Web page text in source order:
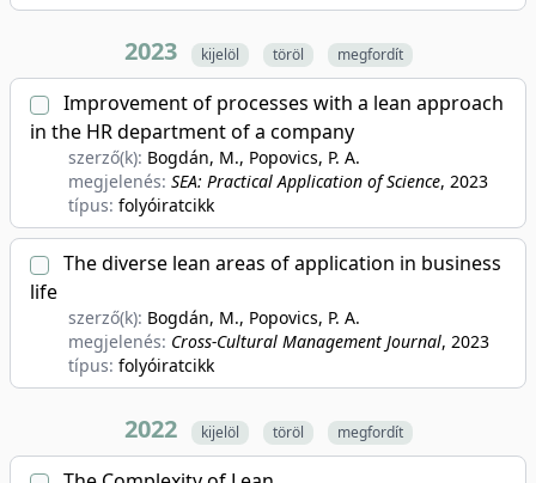
2023 kijelöl töröl megfordít
Improvement of processes with a lean approach
in the HR department of a company
szerző(k): Bogdán, M., Popovics, P. A.
megjelenés: SEA: Practical Application of Science, 2023
típus: folyóiratcikk
The diverse lean areas of application in business
life
szerző(k): Bogdán, M., Popovics, P. A.
megjelenés: Cross-Cultural Management Journal, 2023
típus: folyóiratcikk
2022 kijelöl töröl megfordít